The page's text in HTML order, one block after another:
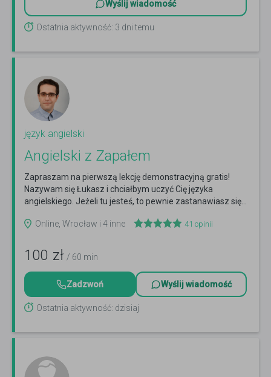
Wyślij wiadomość
Ostatnia aktywność: 3 dni temu
język angielski
Angielski z Zapałem
Zapraszam na pierwszą lekcję demonstracyjną gratis!
Nazywam się Łukasz i chciałbym uczyć Cię języka
angielskiego. Jeżeli tu jesteś, to pewnie zastanawiasz się...
Online, Wrocław i 4 inne
41 opinii
100 zł / 60 min
Zadzwoń Wyślij wiadomość
Ostatnia aktywność: dzisiaj